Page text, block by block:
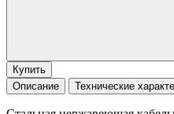
Купить
Описание
Технические